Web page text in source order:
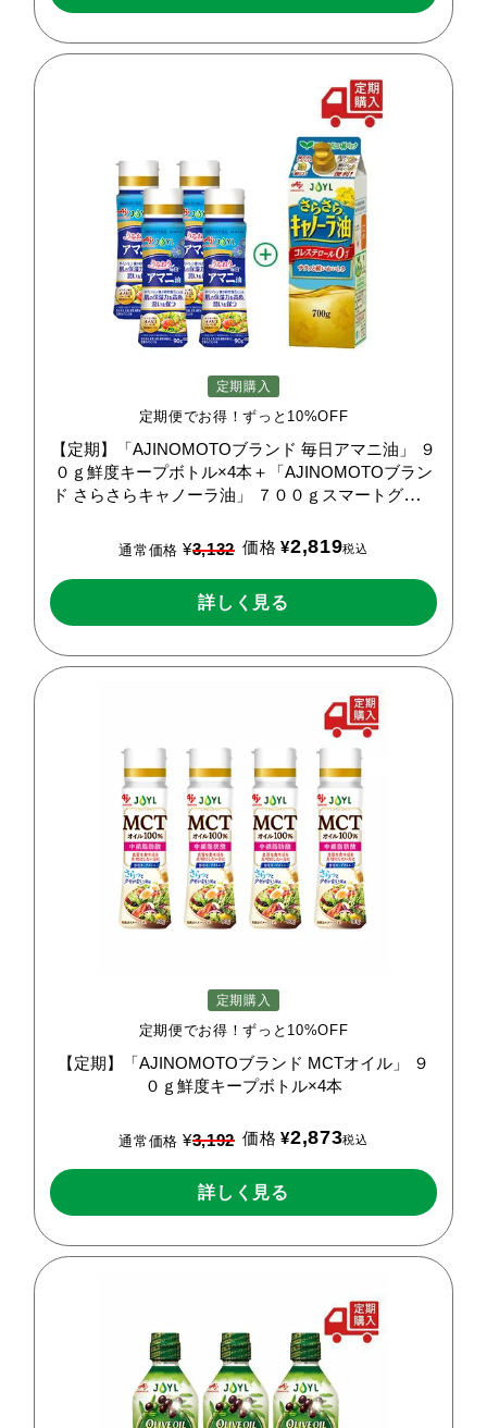
定期購入
定期便でお得！ずっと10%OFF
【定期】「AJINOMOTOブランド 毎日アマニ油」
９
０ｇ鮮度キープボトル×4本＋「AJINOMOTOブラン
ド さらさらキャノーラ油」
７００ｇスマートグリー
通常価格 ¥3,132 価格 ¥2,819税込
詳しく見る
定期購入
定期便でお得！ずっと10%OFF
【定期】「AJINOMOTOブランド MCTオイル」
９
０ｇ鮮度キープボトル×4本
通常価格 ¥3,192 価格 ¥2,873税込
詳しく見る